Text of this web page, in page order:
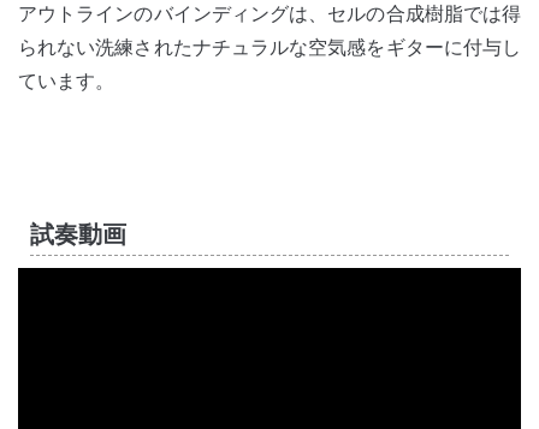
アウトラインのバインディングは、セルの合成樹脂では得
られない洗練されたナチュラルな空気感をギターに付与し
ています。
試奏動画